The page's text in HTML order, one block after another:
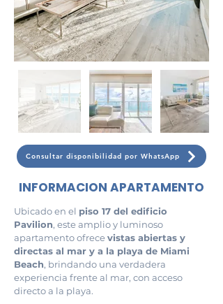
Consultar disponibilidad por WhatsApp
INFORMACION APARTAMENTO
Ubicado en el piso 17 del edificio
Pavilion, este amplio y luminoso
apartamento ofrece vistas abiertas y
directas al mar y a la playa de Miami
Beach, brindando una verdadera
experiencia frente al mar, con acceso
directo a la playa.